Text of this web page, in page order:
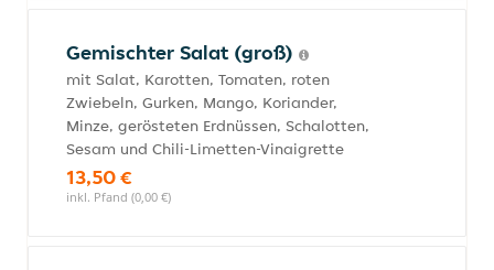
Gemischter Salat (groß)
mit Salat, Karotten, Tomaten, roten
Zwiebeln, Gurken, Mango, Koriander,
Minze, gerösteten Erdnüssen, Schalotten,
Sesam und Chili-Limetten-Vinaigrette
13,50 €
inkl. Pfand (0,00 €)